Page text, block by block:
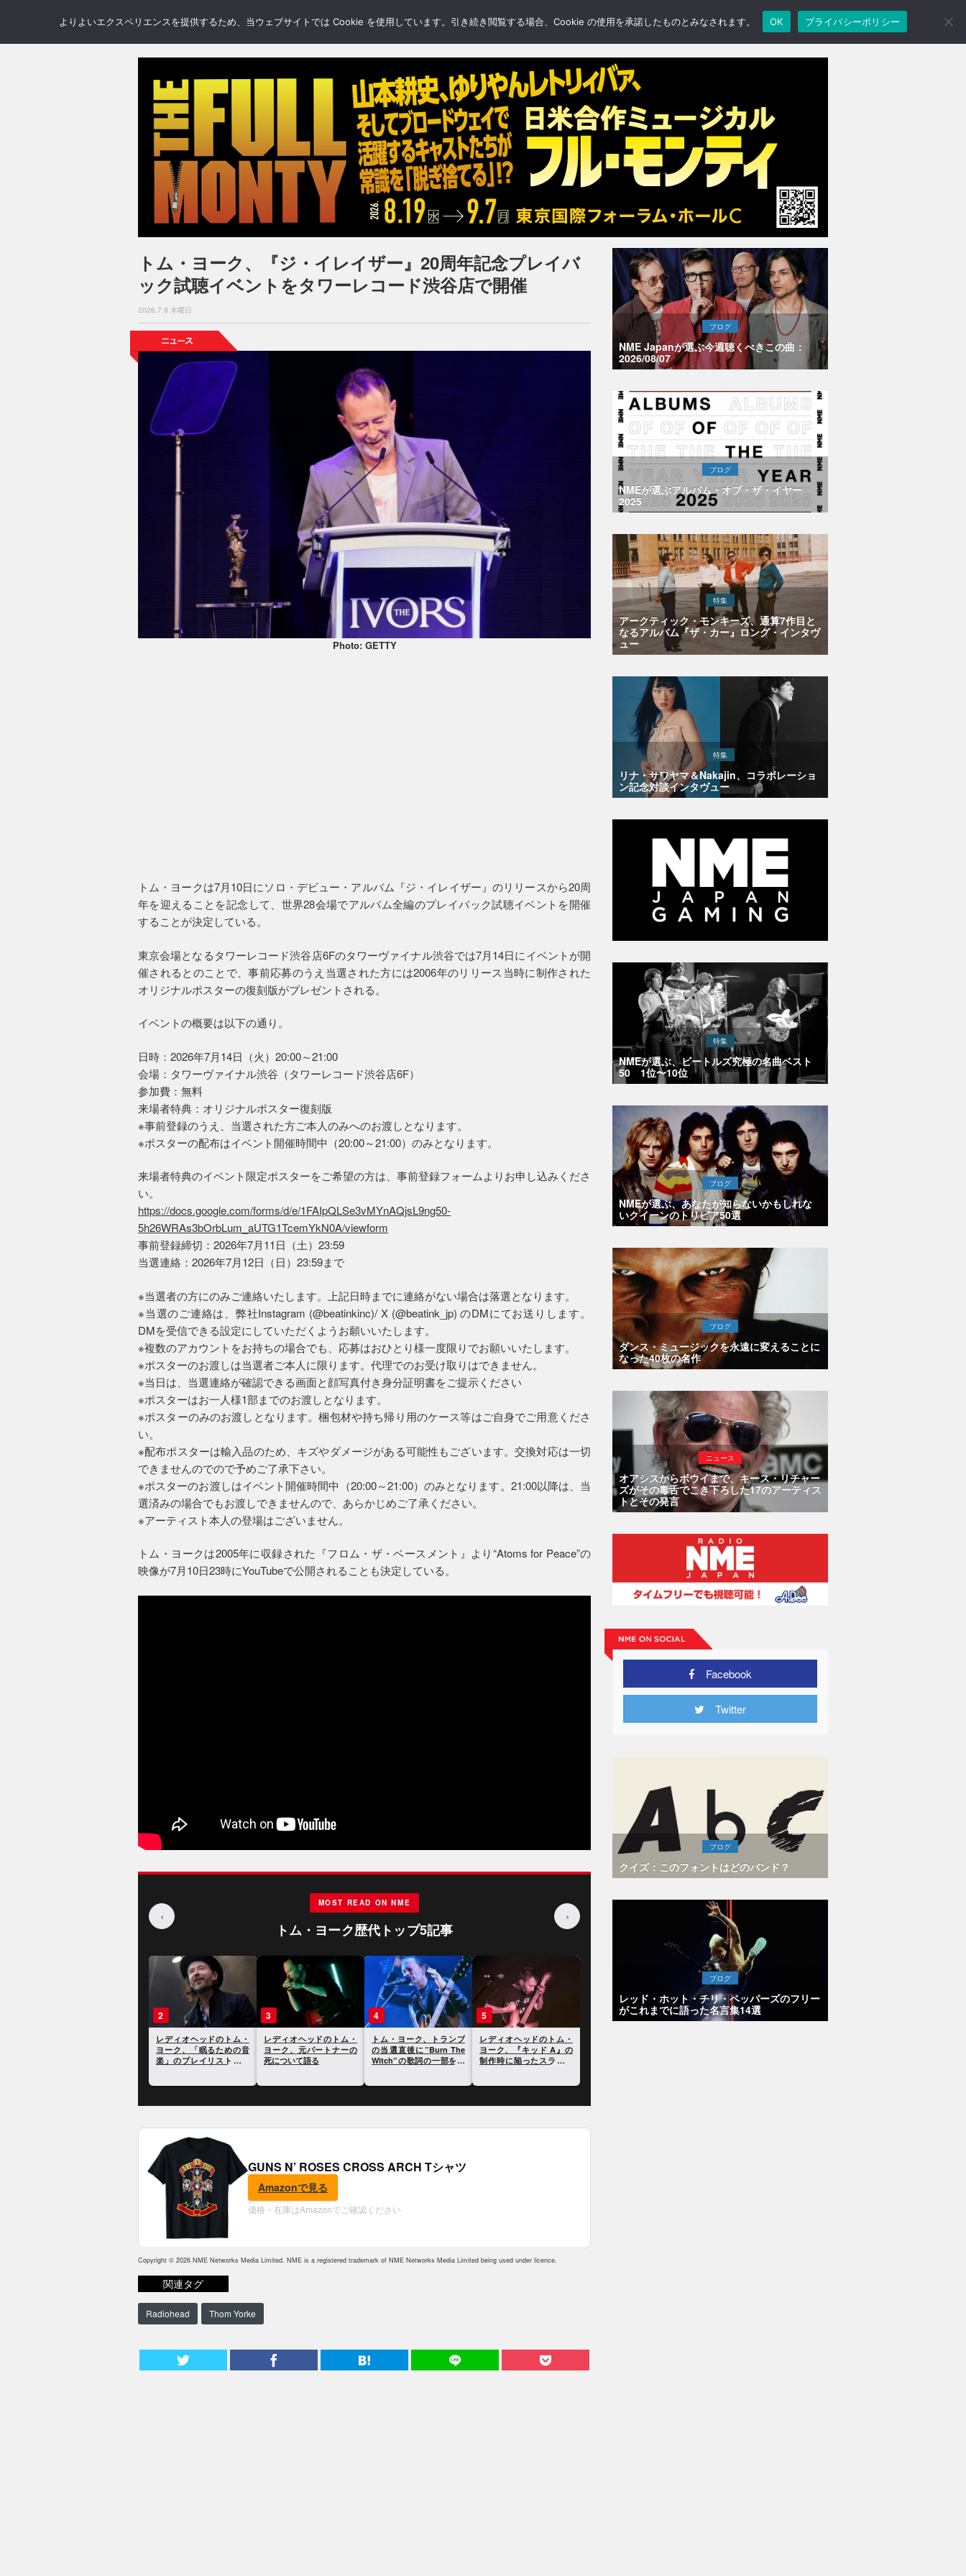
NEWS REVIEWS GALLERY BLOGS FEATURE
トム・ヨーク、『ジ・イレイザー』20周年記念プレイバ
ック試聴イベントをタワーレコード渋谷店で開催
2026.7.9 木曜日
Photo: GETTY
トム・ヨークは7月10日にソロ・デビュー・アルバム『ジ・イレイザー』のリリースから20周
年を迎えることを記念して、世界28会場でアルバム全編のプレイバック試聴イベントを開催
することが決定している。
東京会場となるタワーレコード渋谷店6Fのタワーヴァイナル渋谷では7月14日にイベントが開
催されるとのことで、事前応募のうえ当選された方には2006年のリリース当時に制作された
オリジナルポスターの復刻版がプレゼントされる。
イベントの概要は以下の通り。
日時：2026年7月14日（火）20:00～21:00
会場：タワーヴァイナル渋谷（タワーレコード渋谷店6F）
参加費：無料
来場者特典：オリジナルポスター復刻版
※事前登録のうえ、当選された方ご本人のみへのお渡しとなります。
※ポスターの配布はイベント開催時間中（20:00～21:00）のみとなります。
来場者特典のイベント限定ポスターをご希望の方は、事前登録フォームよりお申し込みくださ
い。
https://docs.google.com/forms/d/e/1FAIpQLSe3vMYnAQjsL9ng50-
5h26WRAs3bOrbLum_aUTG1TcemYkN0A/viewform
事前登録締切：2026年7月11日（土）23:59
当選連絡：2026年7月12日（日）23:59まで
※当選者の方にのみご連絡いたします。上記日時までに連絡がない場合は落選となります。
※当選のご連絡は、弊社Instagram (@beatinkinc)/ X (@beatink_jp) のDMにてお送りします。
DMを受信できる設定にしていただくようお願いいたします。
※複数のアカウントをお持ちの場合でも、応募はおひとり様一度限りでお願いいたします。
※ポスターのお渡しは当選者ご本人に限ります。代理でのお受け取りはできません。
※当日は、当選連絡が確認できる画面と顔写真付き身分証明書をご提示ください
※ポスターはお一人様1部までのお渡しとなります。
※ポスターのみのお渡しとなります。梱包材や持ち帰り用のケース等はご自身でご用意くださ
い。
※配布ポスターは輸入品のため、キズやダメージがある可能性もございます。交換対応は一切
できませんのでので予めご了承下さい。
※ポスターのお渡しはイベント開催時間中（20:00～21:00）のみとなります。21:00以降は、当
選済みの場合でもお渡しできませんので、あらかじめご了承ください。
※アーティスト本人の登場はございません。
トム・ヨークは2005年に収録された『フロム・ザ・ベースメント』より“Atoms for Peace”の
映像が7月10日23時にYouTubeで公開されることも決定している。
‹
MOST READ ON NME
トム・ヨーク歴代トップ5記事
›
レディオヘッドのトム・
ヨークの元妻、レイチェ
ル・オーウェンが逝去。
2
レディオヘッドのトム・
ヨーク、「眠るための音
楽」のプレイリストを公
レディオヘッドのトム・
ヨーク、元パートナーの
死について語る
4
トム・ヨーク、トランプ
の当選直後に”Burn The
Witch”の歌詞の一部をツ
ヨーク、『キッド A』の
GUNS N’ ROSES CROSS ARCH Tシャツ
Amazonで見る
価格・在庫はAmazonでご確認ください
Copyright © 2026 NME Networks Media Limited. NME is a registered trademark of NME Networks Media Limited being used under licence.
関連タグ
Radiohead Thom Yorke
ブログ
NME Japanが選ぶ今週聴くべきこの曲：
2026/08/07
ブログ
NMEが選ぶアルバム・オブ・ザ・イヤー
2025
特集
アークティック・モンキーズ、通算7作目と
なるアルバム『ザ・カー』ロング・インタヴ
ュー
特集
リナ・サワヤマ＆Nakajin、コラボレーショ
ン記念対談インタヴュー
特集
NMEが選ぶ、ビートルズ究極の名曲ベスト
50 1位〜10位
ブログ
NMEが選ぶ、あなたが知らないかもしれな
いクイーンのトリビア50選
ブログ
ダンス・ミュージックを永遠に変えることに
なった40枚の名作
ニュース
オアシスからボウイまで、キース・リチャー
ズがその毒舌でこき下ろした17のアーティス
トとその発言
Facebook
Twitter
ブログ
クイズ：このフォントはどのバンド？
ブログ
レッド・ホット・チリ・ペッパーズのフリー
がこれまでに語った名言集14選
よりよいエクスペリエンスを提供するため、当ウェブサイトでは Cookie を使用しています。引き続き閲覧する場合、Cookie の使用を承諾したものとみなされます。 OK プライバシーポリシー